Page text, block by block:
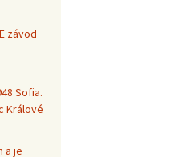
závod
Sofia.
Králové
a je